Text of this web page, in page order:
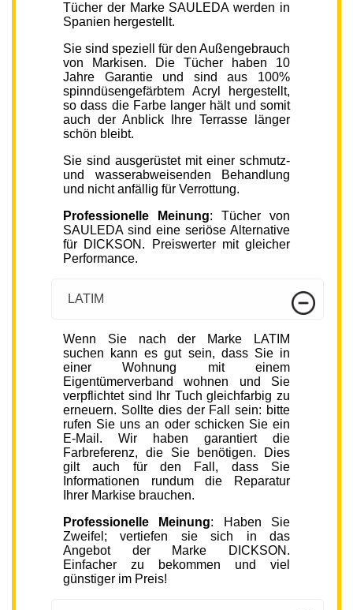
Tücher der Marke SAULEDA werden in
Spanien hergestellt.
Sie sind speziell für den Außengebrauch
von Markisen. Die Tücher haben 10
Jahre Garantie und sind aus 100%
spinndüsengefärbtem Acryl hergestellt,
so dass die Farbe langer hält und somit
auch der Anblick Ihre Terrasse länger
schön bleibt.
Sie sind ausgerüstet mit einer schmutz-
und wasserabweisenden Behandlung
und nicht anfällig für Verrottung.
Professionelle Meinung: Tücher von
SAULEDA sind eine seriöse Alternative
für DICKSON. Preiswerter mit gleicher
Performance.
LATIM
Wenn Sie nach der Marke LATIM
suchen kann es gut sein, dass Sie in
einer Wohnung mit einem
Eigentümerverband wohnen und Sie
verpflichtet sind Ihr Tuch gleichfarbig zu
erneuern. Sollte dies der Fall sein: bitte
rufen Sie uns an oder schicken Sie ein
E-Mail. Wir haben garantiert die
Farbreferenz, die Sie benötigen. Dies
gilt auch für den Fall, dass Sie
Informationen rundum die Reparatur
Ihrer Markise brauchen.
Professionelle Meinung: Haben Sie
Zweifel; vertiefen sie sich in das
Angebot der Marke DICKSON.
Einfacher zu bekommen und viel
günstiger im Preis!